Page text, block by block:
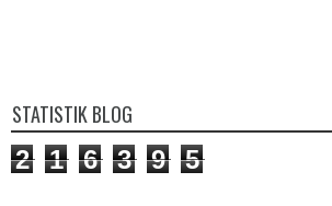
STATISTIK BLOG
2 1 6 3 9 5